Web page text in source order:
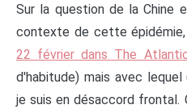
Sur la question de la Chine
contexte de cette épidémie,
22 février dans The
d'habitude) mais avec
je suis en désaccord